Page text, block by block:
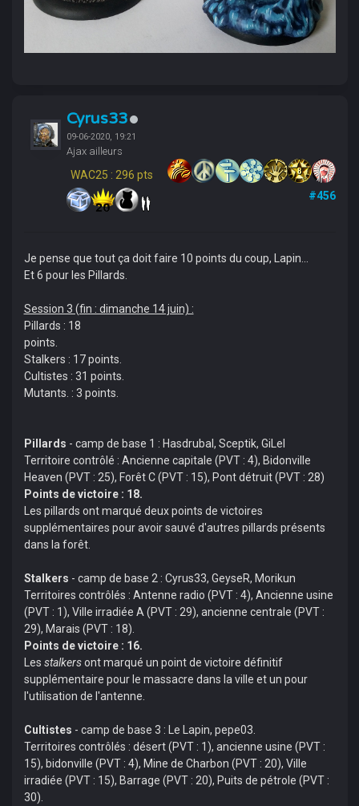
Cyrus33
09-06-2020, 19:21
Ajax ailleurs
WAC25 : 296 pts
#456
Je pense que tout ça doit faire 10 points du coup, Lapin...
Et 6 pour les Pillards.
Session 3 (fin : dimanche 14 juin) :
Pillards : 18
points.
Stalkers : 17 points.
Cultistes : 31 points.
Mutants. : 3 points.
Pillards - camp de base 1 : Hasdrubal, Sceptik, GiLel
Territoire contrôlé : Ancienne capitale (PVT : 4), Bidonville
Heaven (PVT : 25), Forêt C (PVT : 15), Pont détruit (PVT : 28)
Points de victoire : 18.
Les pillards ont marqué deux points de victoires
supplémentaires pour avoir sauvé d'autres pillards présents
dans la forêt.
Stalkers - camp de base 2 : Cyrus33, GeyseR, Morikun
Territoires contrôlés : Antenne radio (PVT : 4), Ancienne usine
(PVT : 1), Ville irradiée A (PVT : 29), ancienne centrale (PVT :
29), Marais (PVT : 18).
Points de victoire : 16.
Les stalkersont marqué un point de victoire définitif
supplémentaire pour le massacre dans la ville et un pour
l'utilisation de l'antenne.
Cultistes - camp de base 3 : Le Lapin, pepe03.
Territoires contrôlés : désert (PVT : 1), ancienne usine (PVT :
15), bidonville (PVT : 4), Mine de Charbon (PVT : 20), Ville
irradiée (PVT : 15), Barrage (PVT : 20), Puits de pétrole (PVT :
30).